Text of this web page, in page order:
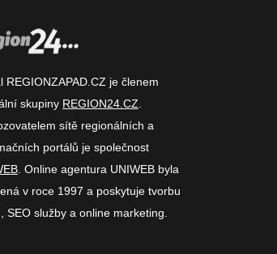
REGIONZAPAD.CZ je členem
skupiny REGION24.CZ
sítě regionálních a
portálů je společnost
. Online agentura UNIWEB byla
v roce 1997 a poskytuje tvorbu
SEO služby a online marketing.